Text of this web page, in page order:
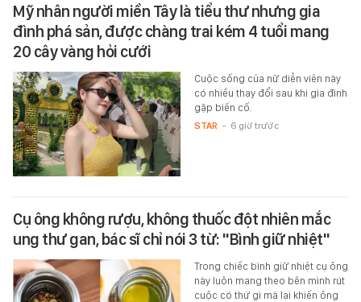
Mỹ nhân người miền Tây là tiểu thư nhưng gia
đình phá sản, được chàng trai kém 4 tuổi mang
20 cây vàng hỏi cưới
Cuộc sống của nữ diễn viên này
có nhiều thay đổi sau khi gia đình
gặp biến cố.
STAR - 6 giờ trước
Cụ ông không rượu, không thuốc đột nhiên mắc
ung thư gan, bác sĩ chỉ nói 3 từ: "Bình giữ nhiệt"
Trong chiếc bình giữ nhiệt cụ ông
này luôn mang theo bên mình rút
cuộc có thứ gì mà lại khiến ông